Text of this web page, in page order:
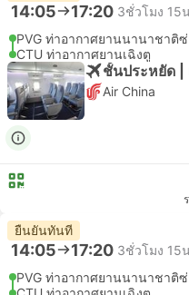
14:05 17:20 3ชั่วโมง 15
PVG ท่าอากาศยานนานาชาติซ่
CTU ท่าอากาศยานเฉิงตู
ชั้นประหยัด |
Air China
ยืนยันทันที
14:05 17:20 3ชั่วโมง 15
PVG ท่าอากาศยานนานาชาติซ่